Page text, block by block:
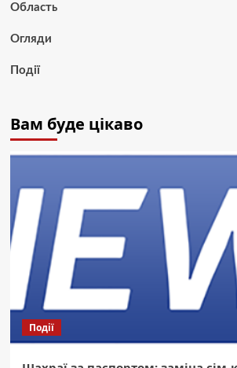
Область
Огляди
Події
Вам буде цікаво
Події